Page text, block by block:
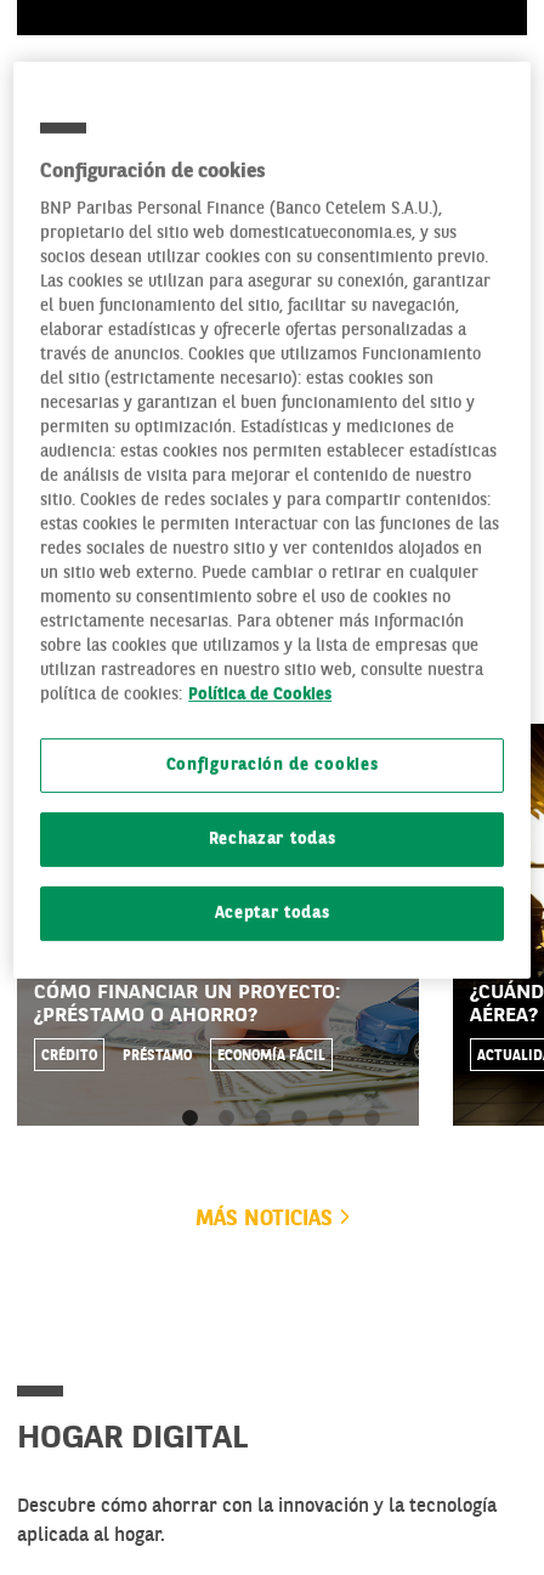
ECONOMÍA FÁCIL
El día a día de tu economía doméstica sin complicaciones.
CÓMO FINANCIAR UN PROYECTO:
¿PRÉSTAMO O AHORRO?
CRÉDITO PRÉSTAMO ECONOMÍA FÁCIL
MÁS NOTICIAS
HOGAR DIGITAL
Descubre cómo ahorrar con la innovación y la tecnología
aplicada al hogar.
Configuración de cookies
BNP Paribas Personal Finance (Banco Cetelem S.A.U.),
propietario del sitio web domesticatueconomia.es, y sus
socios desean utilizar cookies con su consentimiento previo.
Las cookies se utilizan para asegurar su conexión, garantizar
el buen funcionamiento del sitio, facilitar su navegación,
elaborar estadísticas y ofrecerle ofertas personalizadas a
través de anuncios. Cookies que utilizamos Funcionamiento
del sitio (estrictamente necesario): estas cookies son
necesarias y garantizan el buen funcionamiento del sitio y
permiten su optimización. Estadísticas y mediciones de
audiencia: estas cookies nos permiten establecer estadísticas
de análisis de visita para mejorar el contenido de nuestro
sitio. Cookies de redes sociales y para compartir contenidos:
estas cookies le permiten interactuar con las funciones de las
redes sociales de nuestro sitio y ver contenidos alojados en
un sitio web externo. Puede cambiar o retirar en cualquier
momento su consentimiento sobre el uso de cookies no
estrictamente necesarias. Para obtener más información
sobre las cookies que utilizamos y la lista de empresas que
utilizan rastreadores en nuestro sitio web, consulte nuestra
política de cookies: Política de Cookies
Configuración de cookies
Rechazar todas
Aceptar todas